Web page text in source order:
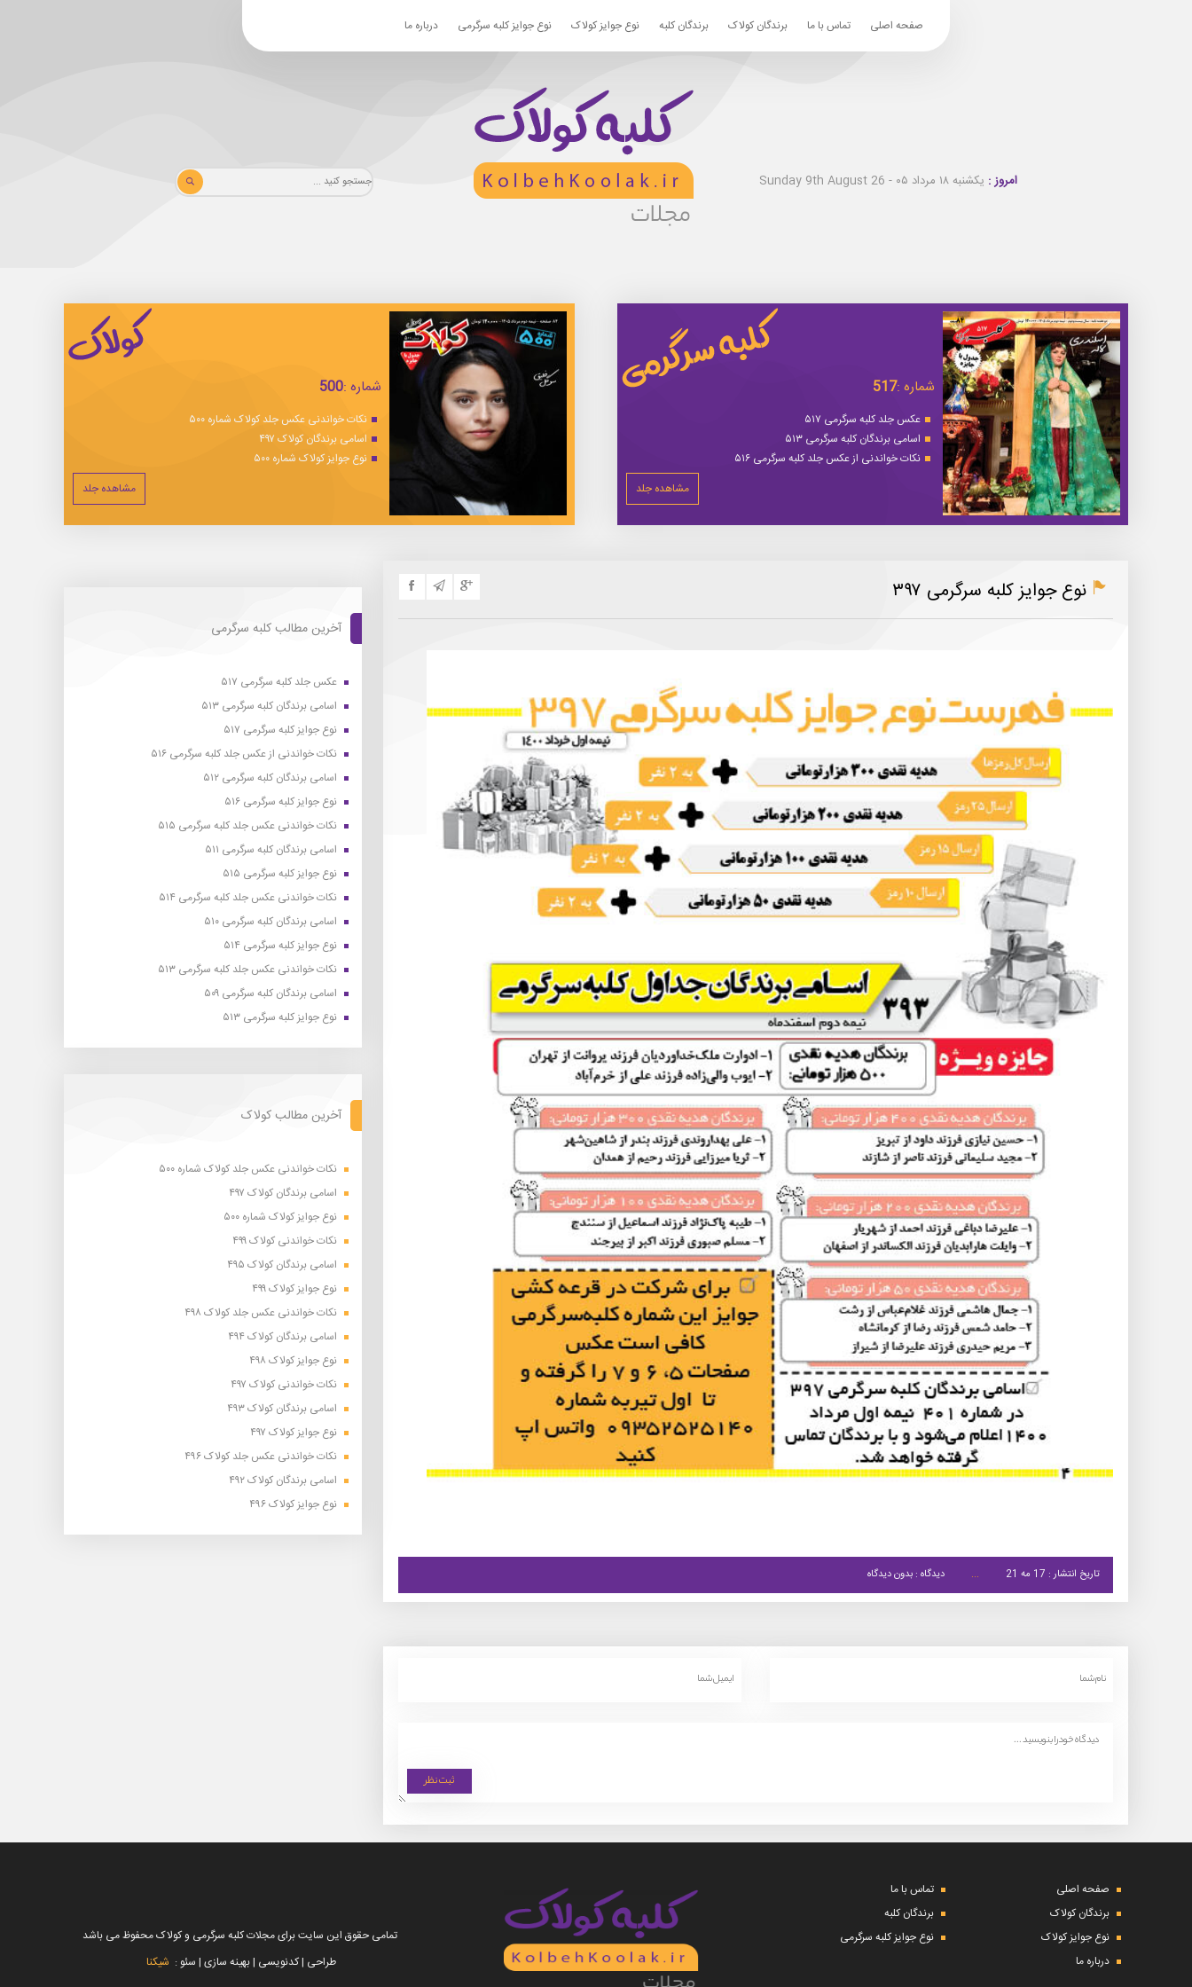
صفحه اصلی تماس با ما برندگان کولاک برندگان کلبه نوع جوایز کولاک نوع جوایز کلبه سرگرمی درباره ما
امروز : یکشنبه ۱۸ مرداد ۰۵ - Sunday 9th August 26
شماره :517
عکس جلد کلبه سرگرمی ۵۱۷
اسامی برندگان کلبه سرگرمی ۵۱۳
نکات خواندنی از عکس جلد کلبه سرگرمی ۵۱۶
مشاهده جلد
شماره :500
نکات خواندنی عکس جلد کولاک شماره ۵۰۰
اسامی برندگان کولاک ۴۹۷
نوع جوایز کولاک شماره ۵۰۰
مشاهده جلد
نوع جوایز کلبه سرگرمی ۳۹۷
تاریخ انتشار : 17 مه 21 دیدگاه : بدون دیدگاه
آخرین مطالب کلبه سرگرمی
عکس جلد کلبه سرگرمی ۵۱۷
اسامی برندگان کلبه سرگرمی ۵۱۳
نوع جوایز کلبه سرگرمی ۵۱۷
نکات خواندنی از عکس جلد کلبه سرگرمی ۵۱۶
اسامی برندگان کلبه سرگرمی ۵۱۲
نوع جوایز کلبه سرگرمی ۵۱۶
نکات خواندنی عکس جلد کلبه سرگرمی ۵۱۵
اسامی برندگان کلبه سرگرمی ۵۱۱
نوع جوایز کلبه سرگرمی ۵۱۵
نکات خواندنی عکس جلد کلبه سرگرمی ۵۱۴
اسامی برندگان کلبه سرگرمی ۵۱۰
نوع جوایز کلبه سرگرمی ۵۱۴
نکات خواندنی عکس جلد کلبه سرگرمی ۵۱۳
اسامی برندگان کلبه سرگرمی ۵۰۹
نوع جوایز کلبه سرگرمی ۵۱۳
آخرین مطالب کولاک
نکات خواندنی عکس جلد کولاک شماره ۵۰۰
اسامی برندگان کولاک ۴۹۷
نوع جوایز کولاک شماره ۵۰۰
نکات خواندنی کولاک ۴۹۹
اسامی برندگان کولاک ۴۹۵
نوع جوایز کولاک ۴۹۹
نکات خواندنی عکس جلد کولاک ۴۹۸
اسامی برندگان کولاک ۴۹۴
نوع جوایز کولاک ۴۹۸
نکات خواندنی کولاک ۴۹۷
اسامی برندگان کولاک ۴۹۳
نوع جوایز کولاک ۴۹۷
نکات خواندنی عکس جلد کولاک ۴۹۶
اسامی برندگان کولاک ۴۹۲
نوع جوایز کولاک ۴۹۶
صفحه اصلی
تماس با ما
برندگان کولاک
برندگان کلبه
نوع جوایز کولاک
نوع جوایز کلبه سرگرمی
درباره ما
تمامی حقوق این سایت برای مجلات کلبه سرگرمی و کولاک محفوظ می باشد
طراحی | کدنویسی | بهینه سازی | سئو : شیکنا